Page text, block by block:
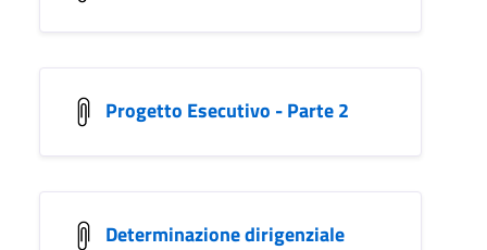
Progetto Esecutivo - Parte 2
Determinazione dirigenziale